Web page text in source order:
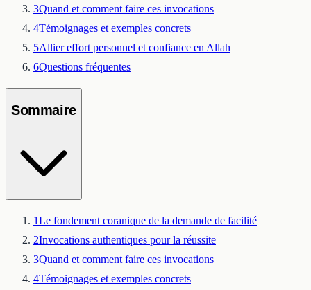
3Quand et comment faire ces invocations
4Témoignages et exemples concrets
5Allier effort personnel et confiance en Allah
6Questions fréquentes
Sommaire
1Le fondement coranique de la demande de facilité
2Invocations authentiques pour la réussite
3Quand et comment faire ces invocations
4Témoignages et exemples concrets